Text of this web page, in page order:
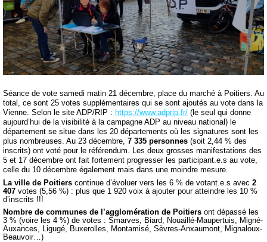
Séance de vote samedi matin 21 décembre, place du marché à Poitiers. Au
total, ce sont 25 votes supplémentaires qui se sont ajoutés au vote dans la
Vienne. Selon le site ADP/RIP : https://www.adprip.fr/ (le seul qui donne
aujourd’hui de la visibilité à la campagne ADP au niveau national) le
département se situe dans les 20 départements où les signatures sont les
plus nombreuses. Au 23 décembre, 7 335 personnes (soit 2,44 % des
inscrits) ont voté pour le référendum. Les deux grosses manifestations des
5 et 17 décembre ont fait fortement progresser les participant.e.s au vote,
celle du 10 décembre également mais dans une moindre mesure.
La ville de Poitiers continue d’évoluer vers les 6 % de votant.e.s avec 2
407 votes (5,56 %) : plus que 1 920 voix à ajouter pour atteindre les 10 %
d’inscrits !!!
Nombre de communes de l’agglomération de Poitiers ont dépassé les
3 % (voire les 4 %) de votes : Smarves, Biard, Nouaillé-Maupertuis, Migné-
Auxances, Ligugé, Buxerolles, Montamisé, Sèvres-Anxaumont, Mignaloux-
Beauvoir…)